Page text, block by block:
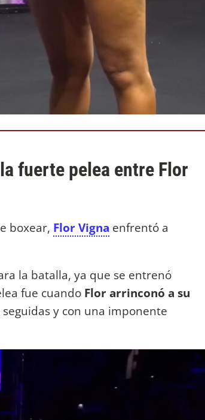
fuerte pelea entre Flor
boxear, Flor Vigna enfrentó a
la batalla, ya que se entrenó
fue cuando Flor arrinconó a su
y con una imponente